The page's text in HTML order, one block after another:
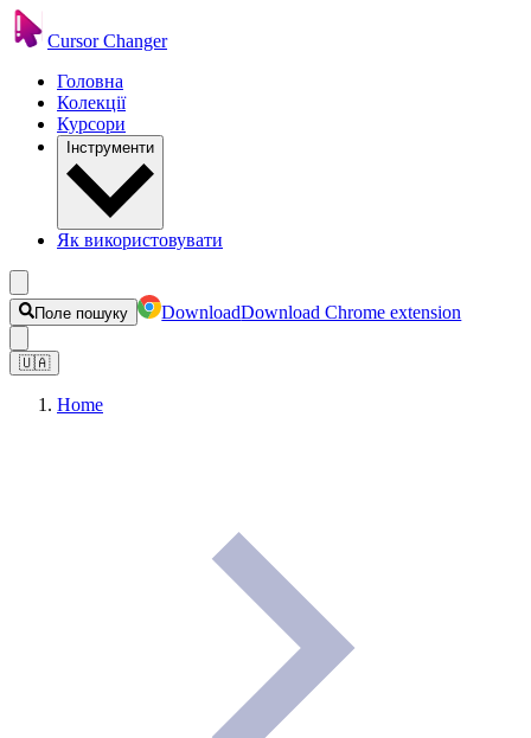
Cursor Changer
Головна
Колекції
Курсори
Інструменти
Як використовувати
Поле пошуку DownloadDownload Chrome extension
🇺🇦
Home